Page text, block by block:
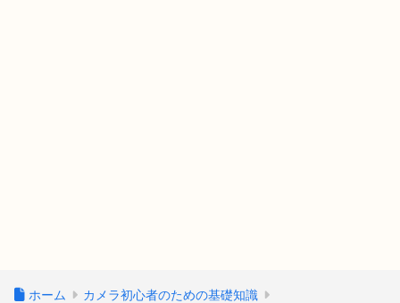
ホーム カメラ初心者のための基礎知識